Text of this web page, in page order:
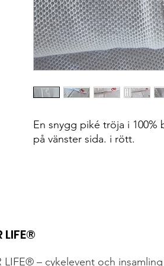
En snygg piké tröja i
på vänster sida. i rött.
LIFE®
LIFE® – cykelevent och